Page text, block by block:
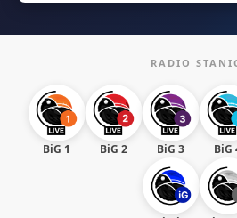
RADIO
BiG 1 BiG 2 BiG 3 BiG